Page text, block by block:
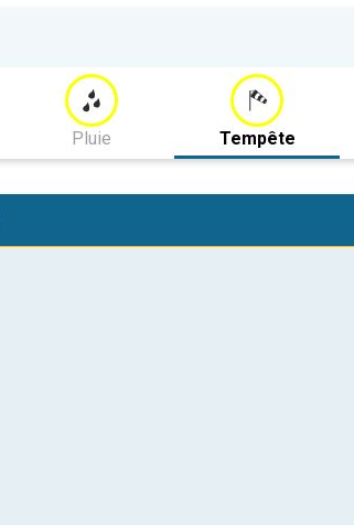
Pluie Tempête